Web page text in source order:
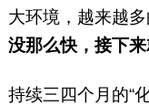
大环境，越来越
没那么快，接下来
持续三四个月的“